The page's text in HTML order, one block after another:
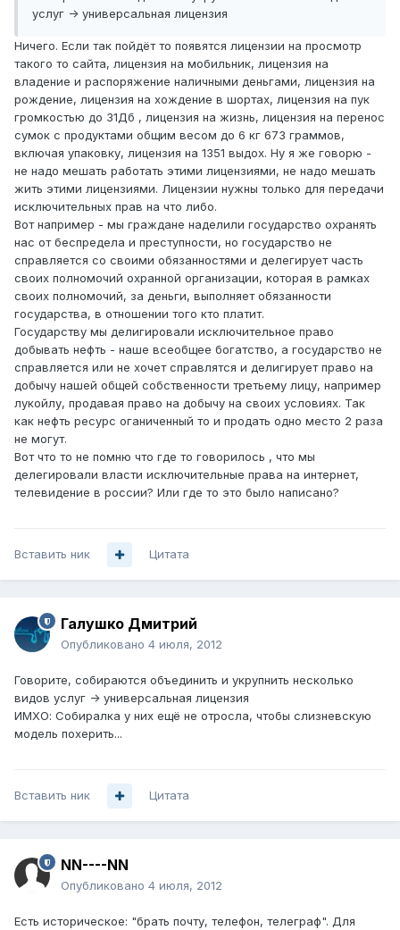
услуг -> универсальная лицензия
Ничего. Если так пойдёт то появятся лицензии на просмотр
такого то сайта, лицензия на мобильник, лицензия на
владение и распоряжение наличными деньгами, лицензия на
рождение, лицензия на хождение в шортах, лицензия на пук
громкостью до 31Дб , лицензия на жизнь, лицензия на перенос
сумок с продуктами общим весом до 6 кг 673 граммов,
включая упаковку, лицензия на 1351 выдох. Ну я же говорю -
не надо мешать работать этими лицензиями, не надо мешать
жить этими лицензиями. Лицензии нужны только для передачи
исключительных прав на что либо.
Вот например - мы граждане наделили государство охранять
нас от беспредела и преступности, но государство не
справляется со своими обязанностями и делегирует часть
своих полномочий охранной организации, которая в рамках
своих полномочий, за деньги, выполняет обязанности
государства, в отношении того кто платит.
Государству мы делигировали исключительное право
добывать нефть - наше всеобщее богатство, а государство не
справляется или не хочет справлятся и делигирует право на
добычу нашей общей собственности третьему лицу, например
лукойлу, продавая право на добычу на своих условиях. Так
как нефть ресурс оганиченный то и продать одно место 2 раза
не могут.
Вот что то не помню что где то говорилось , что мы
делегировали власти исключительные права на интернет,
телевидение в россии? Или где то это было написано?
Вставить ник Цитата
Галушко Дмитрий
Опубликовано 4 июля, 2012
Говорите, собираются объединить и укрупнить несколько
видов услуг -> универсальная лицензия
ИМХО: Собиралка у них ещё не отросла, чтобы слизневскую
модель похерить...
Вставить ник Цитата
NN----NN
Опубликовано 4 июля, 2012
Есть историческое: "брать почту, телефон, телеграф". Для